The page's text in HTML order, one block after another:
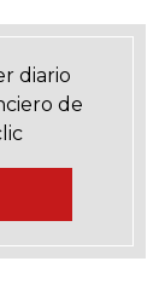
diario
de